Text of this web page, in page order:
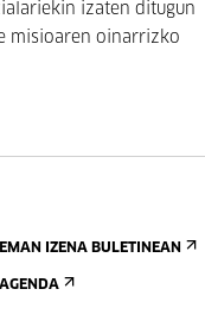
izaten ditugun
misioaren oinarrizko
EMAN IZENA BULETINEAN
AGENDA